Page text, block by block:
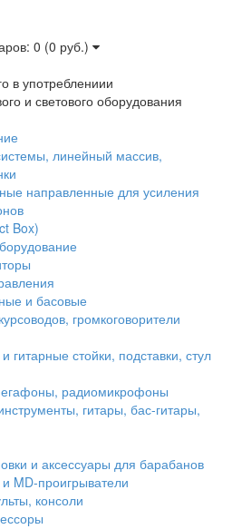
0 (0 руб.)
в употреблениии
и светового оборудования
линейный массив,
направленные для усиления
Box)
и басовые
громкоговорители
стойки, подставки, стул
радиомикрофоны
гитары, бас-гитары,
и аксессуары для барабанов
MD-проигрыватели
консоли